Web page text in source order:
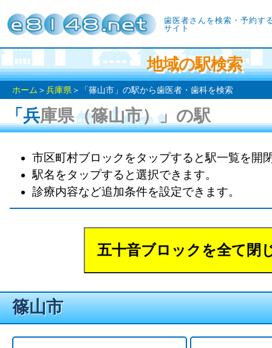
歯医者さんを検索・予約す
サイト
地域の駅検索
ホーム ＞兵庫県 ＞「篠山市」の駅から歯医者・歯科を検索
「兵庫県（篠山市）」の駅
市区町村ブロックをタップすると駅一覧を開
駅名をタップすると選択できます。
診療内容など追加条件を設定できます。
篠山市